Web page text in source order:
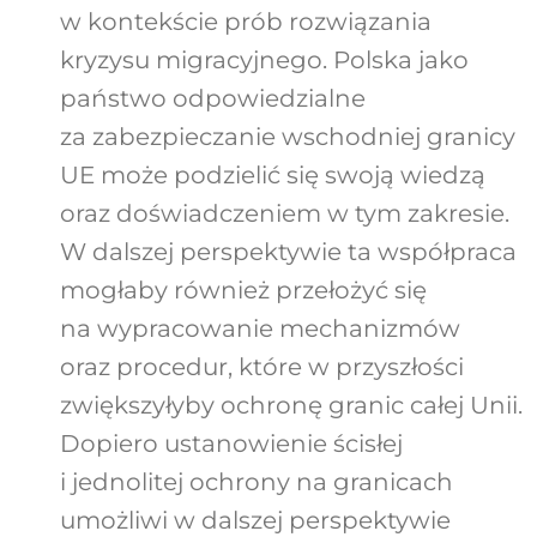
w kontekście prób rozwiązania
kryzysu migracyjnego. Polska jako
państwo odpowiedzialne
za zabezpieczanie wschodniej granicy
UE może podzielić się swoją wiedzą
oraz doświadczeniem w tym zakresie.
W dalszej perspektywie ta współpraca
mogłaby również przełożyć się
na wypracowanie mechanizmów
oraz procedur, które w przyszłości
zwiększyłyby ochronę granic całej Unii.
Dopiero ustanowienie ścisłej
i jednolitej ochrony na granicach
umożliwi w dalszej perspektywie